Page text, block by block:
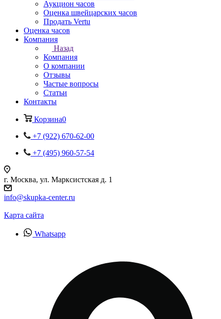
Аукцион часов
Оценка швейцарских часов
Продать Vertu
Оценка часов
Компания
Назад
Компания
О компании
Отзывы
Частые вопросы
Статьи
Контакты
Корзина0
+7 (922) 670-62-00
+7 (495) 960-57-54
г. Москва, ул. Марксистская д. 1
info@skupka-center.ru
Карта сайта
Whatsapp